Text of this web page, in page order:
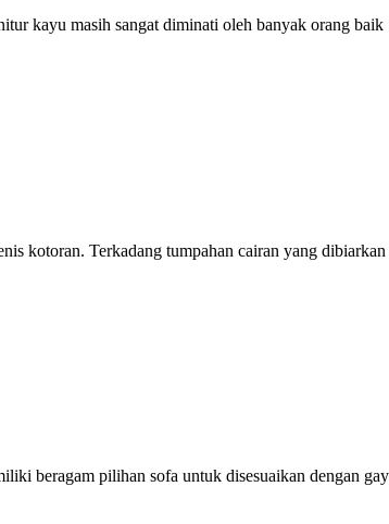
kayu masih sangat diminati oleh banyak orang baik
kotoran. Terkadang tumpahan cairan yang
beragam pilihan sofa untuk disesuaikan dengan